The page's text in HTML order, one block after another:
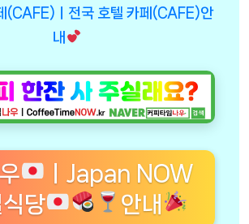
(CAFE)ㅣ전국 호텔 카페(CAFE)안
내
ㅣJapan NOW
식당
안내